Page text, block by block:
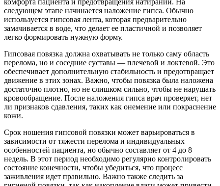
комфорта пациента и предотвращения натираний. На
следующем этапе начинается наложение гипса. Обычно
используется гипсовая лента, которая предварительно
замачивается в воде, что делает ее пластичной и позволяет
легко формировать нужную форму.
Гипсовая повязка должна охватывать не только саму область
перелома, но и соседние суставы — плечевой и локтевой. Это
обеспечивает дополнительную стабильность и предотвращает
движение в этих зонах. Важно, чтобы повязка была наложена
достаточно плотно, но не слишком сильно, чтобы не нарушать
кровообращение. После наложения гипса врач проверяет, нет
ли признаков сдавления, таких как онемение или покраснение
кожи.
Срок ношения гипсовой повязки может варьироваться в
зависимости от тяжести перелома и индивидуальных
особенностей пациента, но обычно составляет от 4 до 8
недель. В этот период необходимо регулярно контролировать
состояние конечности, чтобы убедиться, что процесс
заживления идет правильно. Важно также следить за